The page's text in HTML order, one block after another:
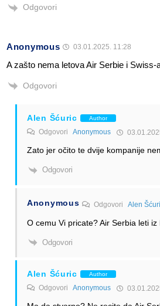
Odgovori
Anonymous 03.01.2025. 11:28
A zašto nema letova Air Serbie i Swiss-
Odgovori
Alen Šćuric Author
Odgovori Anonymous
Zato jer očito te dvije kompanije
Odgovori
Anonymous OdgovoriAlen
O cemu Vi pricate? Air Serbia leti iz
Odgovori
Alen Šćuric Author
Odgovori Anonymous